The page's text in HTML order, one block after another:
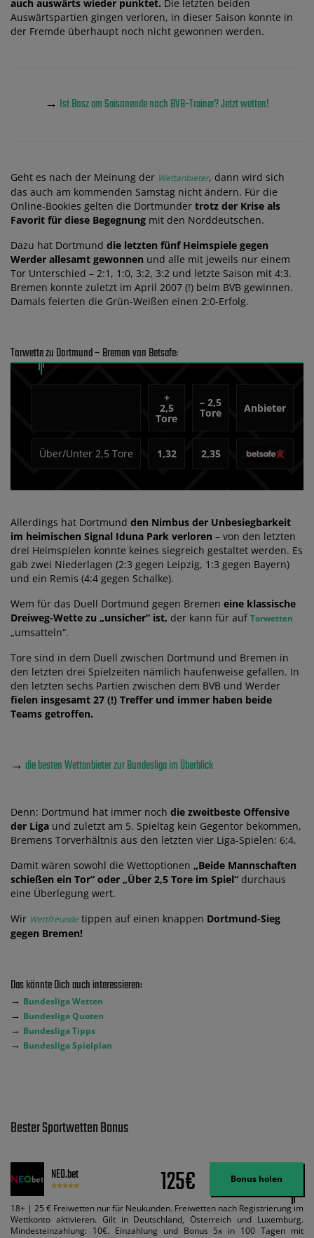
auch auswärts wieder punktet. Die letzten beiden
Auswärtspartien gingen verloren, in dieser Saison konnte in
der Fremde überhaupt noch nicht gewonnen werden.
→ Ist Bosz am Saisonende noch BVB-Trainer? Jetzt wetten!
Geht es nach der Meinung der Wettanbieter, dann wird sich
das auch am kommenden Samstag nicht ändern. Für die
Online-Bookies gelten die Dortmunder trotz der Krise als
Favorit für diese Begegnung mit den Norddeutschen.
Dazu hat Dortmund die letzten fünf Heimspiele gegen
Werder allesamt gewonnen und alle mit jeweils nur einem
Tor Unterschied – 2:1, 1:0, 3:2, 3:2 und letzte Saison mit 4:3.
Bremen konnte zuletzt im April 2007 (!) beim BVB gewinnen.
Damals feierten die Grün-Weißen einen 2:0-Erfolg.
Torwette zu Dortmund – Bremen von Betsafe:
+
2,5
Tore
– 2,5
Tore Anbieter
Über/Unter 2,5 Tore 1,32 2,35
Allerdings hat Dortmund den Nimbus der Unbesiegbarkeit
im heimischen Signal Iduna Park verloren – von den letzten
drei Heimspielen konnte keines siegreich gestaltet werden. Es
gab zwei Niederlagen (2:3 gegen Leipzig, 1:3 gegen Bayern)
und ein Remis (4:4 gegen Schalke).
Wem für das Duell Dortmund gegen Bremen eine klassische
Dreiweg-Wette zu „unsicher“ ist, der kann für auf Torwetten
„umsatteln“.
Tore sind in dem Duell zwischen Dortmund und Bremen in
den letzten drei Spielzeiten nämlich haufenweise gefallen. In
den letzten sechs Partien zwischen dem BVB und Werder
fielen insgesamt 27 (!) Treffer und immer haben beide
Teams getroffen.
→ die besten Wettanbieter zur Bundesliga im Überblick
Denn: Dortmund hat immer noch die zweitbeste Offensive
der Liga und zuletzt am 5. Spieltag kein Gegentor bekommen,
Bremens Torverhältnis aus den letzten vier Liga-Spielen: 6:4.
Damit wären sowohl die Wettoptionen „Beide Mannschaften
schießen ein Tor“ oder „Über 2,5 Tore im Spiel“ durchaus
eine Überlegung wert.
Wir Wettfreunde tippen auf einen knappen Dortmund-Sieg
gegen Bremen!
Das könnte Dich auch interessieren:
→ Bundesliga Wetten
→ Bundesliga Quoten
→ Bundesliga Tipps
→ Bundesliga Spielplan
Bester Sportwetten Bonus
NEO.bet 125€ Bonus holen
18+ | 25 € Freiwetten nur für Neukunden. Freiwetten nach Registrierung im
Wettkonto aktivieren. Gilt in Deutschland, Österreich und Luxemburg.
Mindesteinzahlung: 10€. Einzahlung und Bonus 5x in 100 Tagen mit